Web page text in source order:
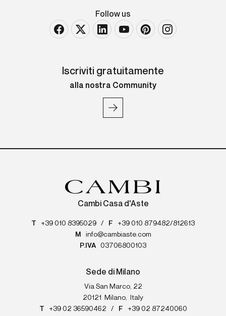
Follow us
Iscriviti gratuitamente
alla nostra Community
Cambi Casa d'Aste
T +39 010 8395029 / F
+39 010 879482/812613
M
info@cambiaste.com
P.IVA
03706800103
Sede di Milano
Via San Marco, 22
20121
Milano,
Italy
T
+39 02 36590462 / F
+39 02 87240060